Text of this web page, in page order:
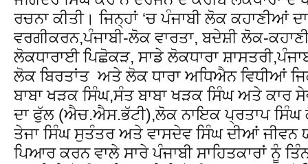
ਰਚਨਾ ਕੀਤੀ। ਜਿਨ੍ਹਾਂ ‘ਚ ਪੰਜਾਬੀ ਲੋਕ ਕਹਾਣੀਆਂ
ਵਰਗੀਕਰਨ,ਪੰਜਾਬੀ-ਲੋਕ ਵਾਰਤਾ, ਬਦੇਸ਼ੀ ਲੋਕ-
ਲੋਕਧਾਰਾਈ ਪਿਛੋਕੜ, ਸਾਡੇ ਲੋਕਧਾਰਾ
ਲੋਕ ਬਿਰਤਾਂਤ ਅਤੇ ਲੋਕ ਧਾਰਾ ਅਧਿਐਨ ਵਿਧੀਆਂ
ਬਾਬਾ ਖੜਕ ਸਿੰਘ,ਸੰਤ ਬਾਬਾ ਖੜਕ ਸਿੰਘ ਅਤੇ ਕਾਰ
ਦਾ ਫੁੱਲ (ਐਚ.ਐਸ.ਭੱਟੀ),ਲੋਕ ਨਾਇਕ ਪ੍ਰਤਾਪ ਸਿੰਘ
ਤੇਜਾ ਸਿੰਘ ਸੁਤੰਤਰ ਅਤੇ ਵਾਸਦੇਵ ਸਿੰਘ ਦੀਆਂ ਜੀਵਨ
ਪਿਆਰ ਕਰਨ ਵਾਲੇ ਸਾਰੇ ਪੰਜਾਬੀ ਸਾਹਿਤਕਾਰਾਂ ਨੂੰ